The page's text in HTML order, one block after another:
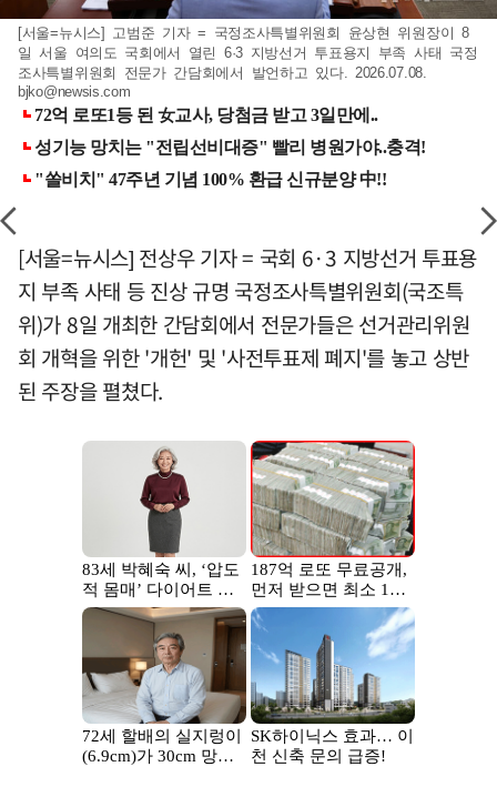
[서울=뉴시스] 고범준 기자 = 국정조사특별위원회 윤상현 위원장이 8
일 서울 여의도 국회에서 열린 6·3 지방선거 투표용지 부족 사태 국정
조사특별위원회 전문가 간담회에서 발언하고 있다. 2026.07.08.
bjko@newsis.com
[서울=뉴시스] 전상우 기자 = 국회 6·3 지방선거 투표용
지 부족 사태 등 진상 규명 국정조사특별위원회(국조특
위)가 8일 개최한 간담회에서 전문가들은 선거관리위원
회 개혁을 위한 '개헌' 및 '사전투표제 폐지'를 놓고 상반
된 주장을 펼쳤다.